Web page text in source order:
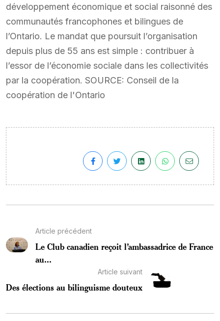
développement économique et social raisonné des
communautés francophones et bilingues de
l’Ontario. Le mandat que poursuit l’organisation
depuis plus de 55 ans est simple : contribuer à
l’essor de l’économie sociale dans les collectivités
par la coopération. SOURCE: Conseil de la
coopération de l'Ontario
Article précédent
Le Club canadien reçoit l’ambassadrice de France
au...
Article suivant
Des élections au bilinguisme douteux